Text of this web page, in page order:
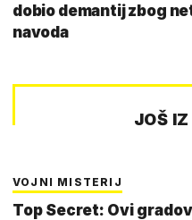
dobio demantij zbog
navoda
JOŠ IZ
VOJNI MISTERIJ
Top Secret: Ovi